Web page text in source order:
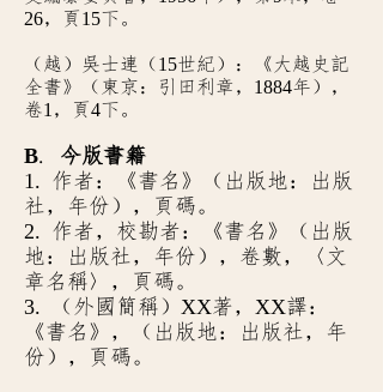
26，頁15下。
（越）吳士連（15世紀）：《大越史記
全書》（東京：引田利章， 1884年），
卷1 ，頁4下。
B. 今版書籍
1. 作者：《書名》（出版地：出版
社，年份），頁碼。
2. 作者，校勘者：《書名》（出版
地：出版社，年份），卷數，〈文
章名稱〉，頁碼。
3. （外國簡稱） XX著， XX譯：
《書名》，（出版地：出版社，年
份），頁碼。